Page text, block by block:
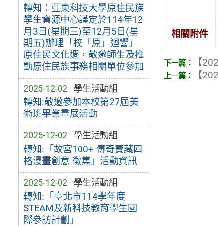
轉知：亞東科技大學原住民族
學生資源中心謹定於114年12
月3日(星期三)至12月5日(星
期五)辦理「校「原」迴響」
原住民文化週，敬邀師生及推
動原住民族事務相關單位參加
2025-12-02 學生活動組
轉知:敬邀參加本校第27屆美
術班畢業畫展活動
2025-12-02 學生活動組
轉知:「故宮100+ 傳奇寶藏四
格漫畫創意 徵集」活動資訊
2025-12-02 學生活動組
轉知:「臺北市114學年度
STEAM及新科技教育學生國
際參訪計劃」
相關附件
【
【